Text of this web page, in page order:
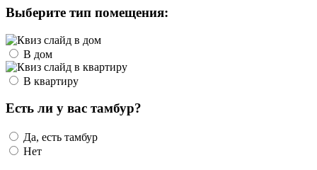
Выберите тип помещения:
В дом
В квартиру
Есть ли у вас тамбур?
Да, есть тамбур
Нет